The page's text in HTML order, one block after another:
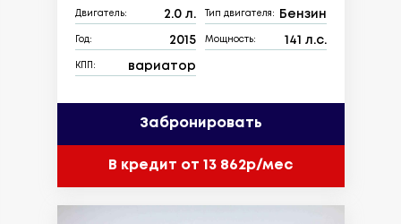
Двигатель: 2.0 л. Тип двигателя: Бензин
Год: 2015 Мощность: 141 л.с.
КПП: вариатор
Забронировать
В кредит от 13 862р/мес